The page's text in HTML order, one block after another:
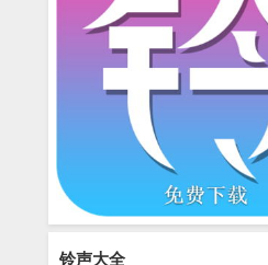
铃声大全